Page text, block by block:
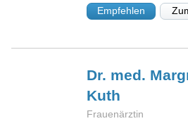
Empfehlen
Dr. med.
Kuth
Frauenärztin